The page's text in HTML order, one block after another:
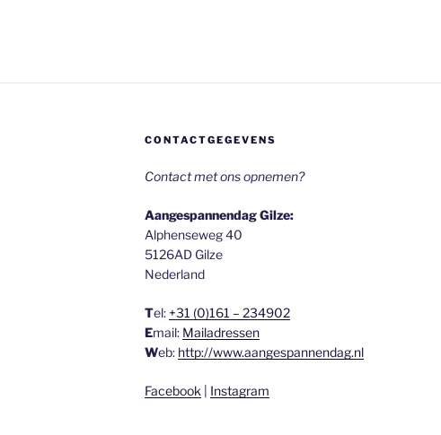
CONTACTGEGEVENS
Contact met ons opnemen?
Aangespannendag Gilze:
Alphenseweg 40
5126AD Gilze
Nederland
Tel: +31 (0)161 – 234902
Email: Mailadressen
Web: http://www.aangespannendag.nl
Facebook Instagram